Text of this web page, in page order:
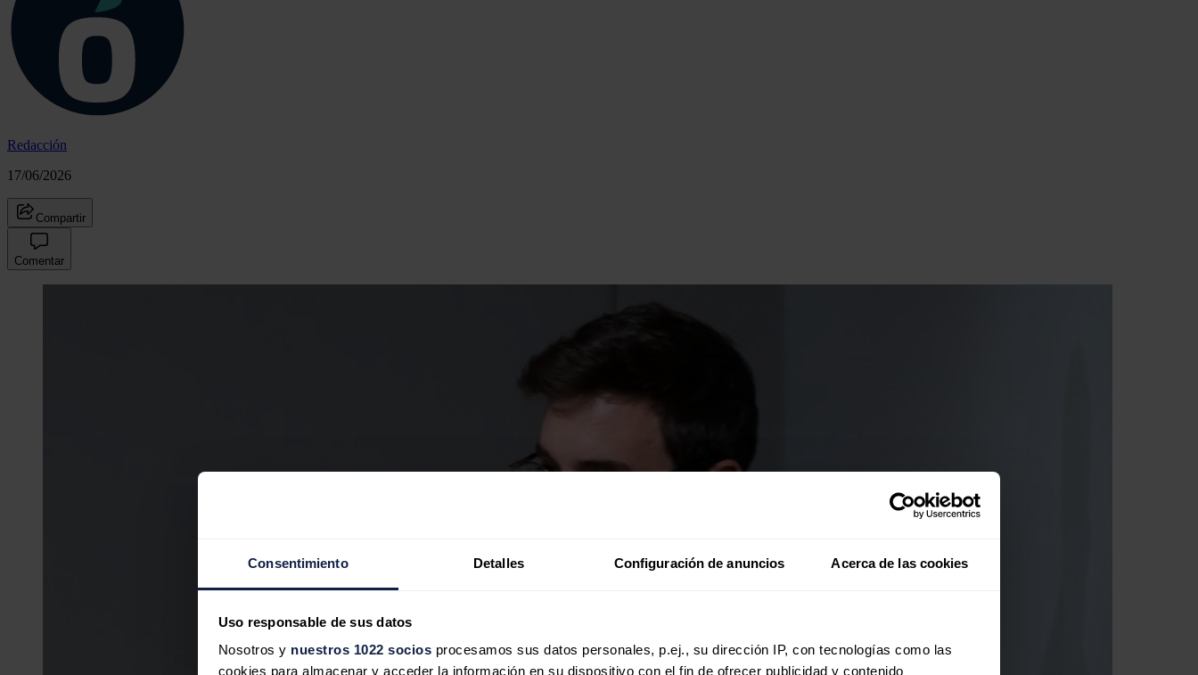
Consentimiento Detalles Configuración de anuncios Acerca de las cookies
Uso responsable de sus datos
Nosotros y nuestros 1022 socios procesamos sus datos personales, p.ej., su dirección IP, con tecnologías como las
cookies para almacenar y acceder la información en su dispositivo con el fin de ofrecer publicidad y contenido
Redacción
17/06/2026
Compartir
Comentar